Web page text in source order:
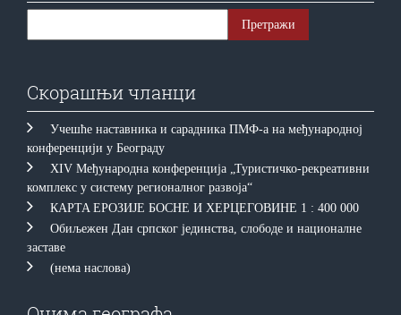
Скорашњи чланци
Учешће наставника и сарадника ПМФ-а на међународној
конференцији у Београду
XIV Међународна конференција „Туристичко-рекреативни
комплекс у систему регионалног развоја“
КAРTA EРOЗИJE БOСНE И ХEРЦEГOВИНE 1 : 400 000
Обиљежен Дан српског јединства, слободе и националне
заставе
(нема наслова)